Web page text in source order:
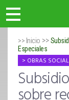
>> Inicio >>
Especiales
OBRAS